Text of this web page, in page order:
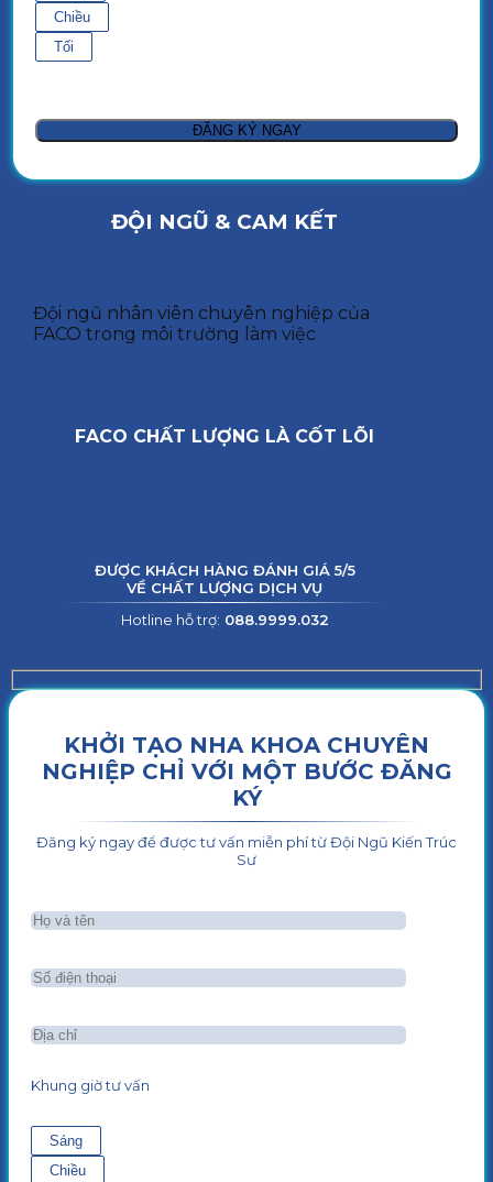
Chiều
Tối
ĐỘI NGŨ & CAM KẾT
Đội ngũ nhân viên chuyên nghiệp của
FACO trong môi trường làm việc
FACO CHẤT LƯỢNG LÀ CỐT LÕI
ĐƯỢC KHÁCH HÀNG ĐÁNH GIÁ 5/5
VỀ CHẤT LƯỢNG DỊCH VỤ
Hotline hỗ trợ: 088.9999.032
KHỞI TẠO NHA KHOA CHUYÊN
NGHIỆP CHỈ VỚI MỘT BƯỚC ĐĂNG
KÝ
Đăng ký ngay để được tư vấn miễn phí từ Đội Ngũ Kiến Trúc
Sư
Khung giờ tư vấn
Sáng
Chiều